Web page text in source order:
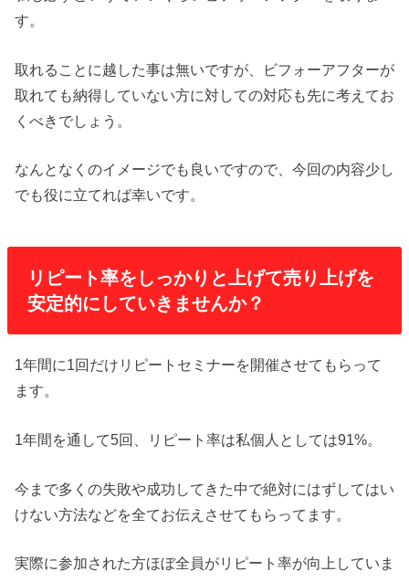
す。
取れることに越した事は無いですが、ビフォーアフターが
取れても納得していない方に対しての対応も先に考えてお
くべきでしょう。
なんとなくのイメージでも良いですので、今回の内容少し
でも役に立てれば幸いです。
リピート率をしっかりと上げて売り上げを
安定的にしていきませんか？
1年間に1回だけリピートセミナーを開催させてもらって
ます。
1年間を通して5回、リピート率は私個人としては91%。
今まで多くの失敗や成功してきた中で絶対にはずしてはい
けない方法などを全てお伝えさせてもらってます。
実際に参加された方ほぼ全員がリピート率が向上していま